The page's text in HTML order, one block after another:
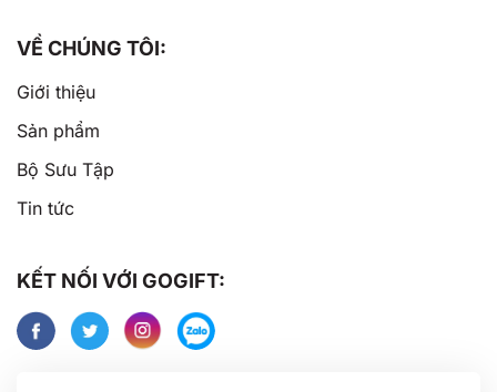
VỀ CHÚNG TÔI:
Giới thiệu
Sản phẩm
Bộ Sưu Tập
Tin tức
KẾT NỐI VỚI GOGIFT: